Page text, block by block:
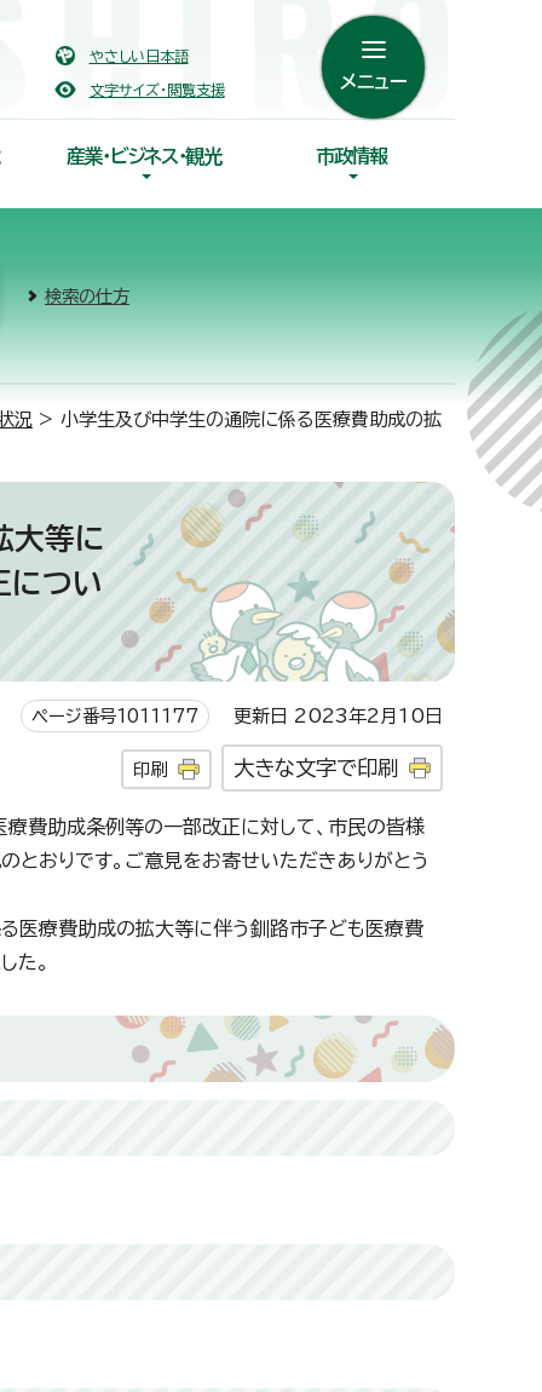
やさしい日本語
文字サイズ・閲覧支援 メニュー
産業・ビジネス・観光 市政情報
検索の仕方
況 > 小学生及び中学生の通院に係る医療費助成の拡
大等に
につい
ページ番号1011177 更新日 2023年2月10日
印刷 大きな文字で印刷
費助成条例等の一部改正に対して、市民の皆様
とおりです。ご意見をお寄せいただきありがとう
医療費助成の拡大等に伴う釧路市子ども医療費
た。